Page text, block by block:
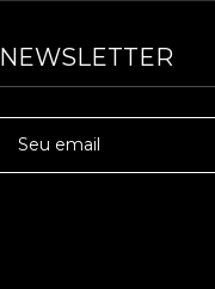
NEWSLETTER